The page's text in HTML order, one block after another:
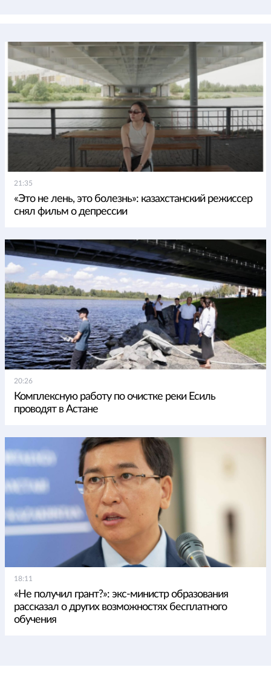
21:35
«Это не лень, это болезнь»: казахстанский режиссер
снял фильм о депрессии
20:26
Комплексную работу по очистке реки Есиль
проводят в Астане
18:11
«Не получил грант?»: экс-министр образования
рассказал о других возможностях бесплатного
обучения